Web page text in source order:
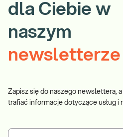
dla Ciebie w
naszym
newsletterze
Zapisz się do naszego newslettera,
trafiać informacje dotyczące usług i